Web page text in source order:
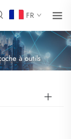
FR
à outils